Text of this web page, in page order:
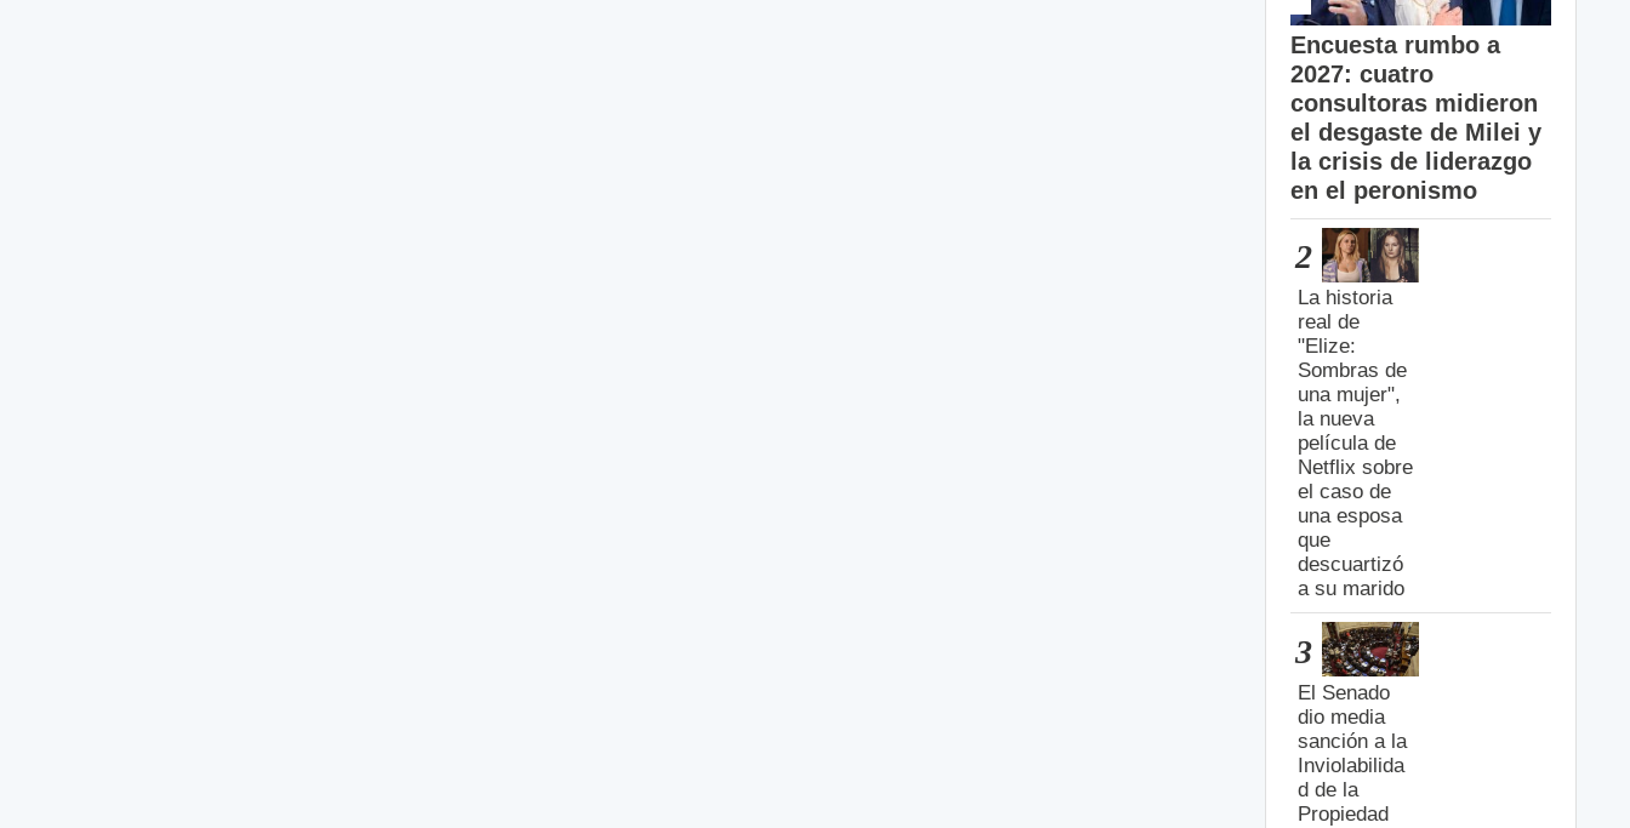
Encuesta rumbo a
2027: cuatro
consultoras midieron
el desgaste de Milei y
la crisis de liderazgo
en el peronismo
2
La historia
real de
"Elize:
Sombras de
una mujer",
la nueva
película de
Netflix sobre
el caso de
una esposa
que
descuartizó
a su marido
3
El Senado
dio media
sanción a la
Inviolabilida
d de la
Propiedad